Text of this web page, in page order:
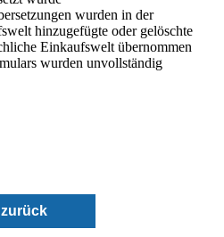
wurden in der
hinzugefügte oder gelöschte
Einkaufswelt übernommen
wurden unvollständig
zurück